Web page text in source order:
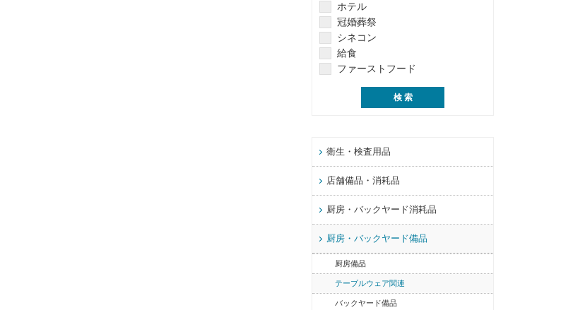
ホテル
冠婚葬祭
シネコン
給食
ファーストフード
衛生・検査用品
店舗備品・消耗品
厨房・バックヤード消耗品
厨房・バックヤード備品
厨房備品
テーブルウェア関連
バックヤード備品